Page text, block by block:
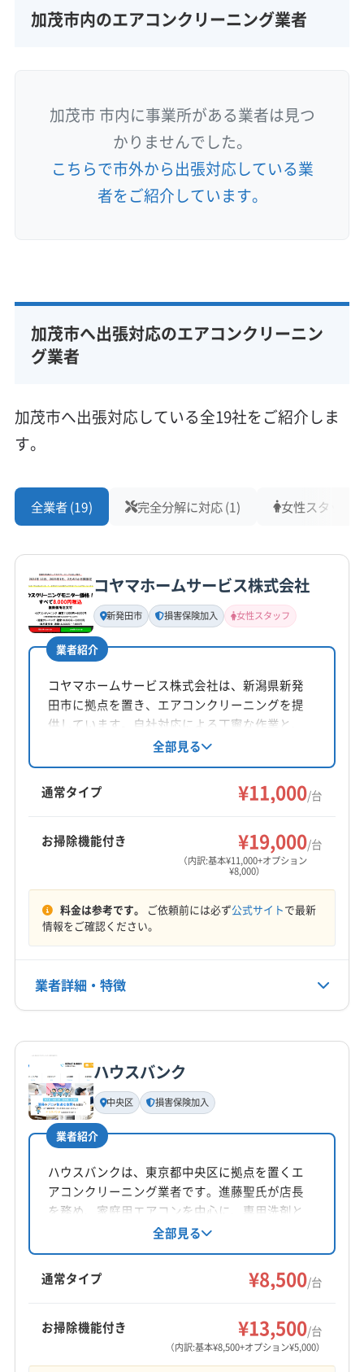
加茂市内のエアコンクリーニング業者
加茂市 市内に事業所がある業者は見つ
かりませんでした。
こちらで市外から出張対応している業
者をご紹介しています。
加茂市へ出張対応のエアコンクリーニン
グ業者
加茂市へ出張対応している全19社をご紹介しま
す。
全業者 (19) 完全分解に対応 (1) 女性スタッフ
コヤマホームサービス株式会社
新発田市 損害保険加入 女性スタッフ
業者紹介
コヤマホームサービス株式会社は、新潟県新発
田市に拠点を置き、エアコンクリーニングを提
供しています。自社対応による丁寧な作業と、
女性スタッフの同行が可能です。損害保険加入
済み。阿賀野市や新潟市など幅広いエリアに対
応し、年中無休で営業しています。
全部見る
通常タイプ ¥11,000/台
お掃除機能付き ¥19,000/台
（内訳:基本¥11,000+オプション
¥8,000）
料金は参考です。 ご依頼前には必ず公式サイトで最新
情報をご確認ください。
業者詳細・特徴
基本情報
代表者名
小山和孝
所在地
新潟県新発田市岡島191-2
対応地域
燕市 五泉市
新潟市江南区
新潟市秋葉区 新潟市西蒲区
新潟市西区
新潟市中央区
新潟市北区
岩船郡関川村
西蒲原郡弥彦村
南蒲原郡田上町
9:00〜17:00
ハウスバンク
中央区 損害保険加入
業者紹介
ハウスバンクは、東京都中央区に拠点を置くエ
アコンクリーニング業者です。進藤聖氏が店長
を務め、家庭用エアコンを中心に、専用洗剤と
高圧洗浄機による丁寧な内部洗浄を提供。防カ
ビ仕上げも無料です。土日祝日も対応可能で、
損害保険加入済みです。
全部見る
通常タイプ ¥8,500/台
お掃除機能付き ¥13,500/台
（内訳:基本¥8,500+オプション¥5,000）